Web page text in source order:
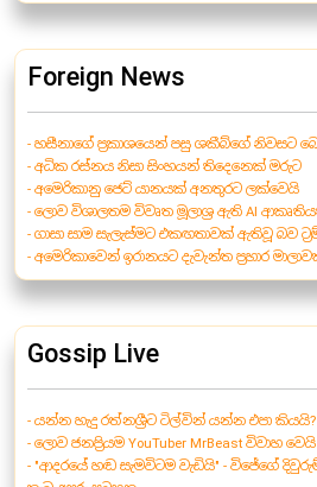
Foreign News
- හසීනාගේ ප්‍රකාශයෙන් පසු ශකීබ්ගේ නිවසට
- අධික රස්නය නිසා සිංහයන් තිදෙනෙක් මරුට
- අමෙරිකානු ජෙට් යානයක් අනතුරට ලක්වෙයි
- ලොව විශාලතම විවෘත මූලාශ්‍ර ඇති AI
- ගාසා සාම සැලැස්මට එකඟතාවක් ඇතිවූ බව
- අමෙරිකාවෙන් ඉරානයට දැවැන්ත ප්‍රහාර
Gossip Live
- යන්න හැදු රත්නශ්‍රීට ටිල්වින් යන්න එපා කියයි?
- ලොව ජනප්‍රියම YouTuber MrBeast විවාහ වෙයි
- "ආදරයේ හඬ සැමවිටම වැඩියි" - විජේගේ